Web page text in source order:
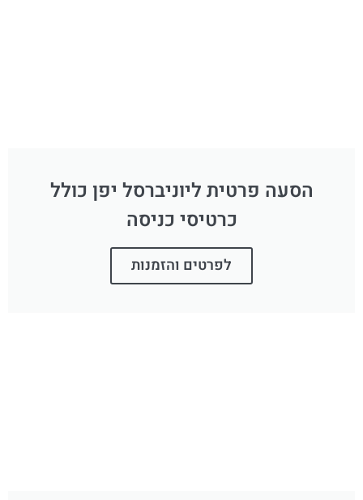
הסעה פרטית ליוניברסל יפן כולל
כרטיסי כניסה
לפרטים והזמנות